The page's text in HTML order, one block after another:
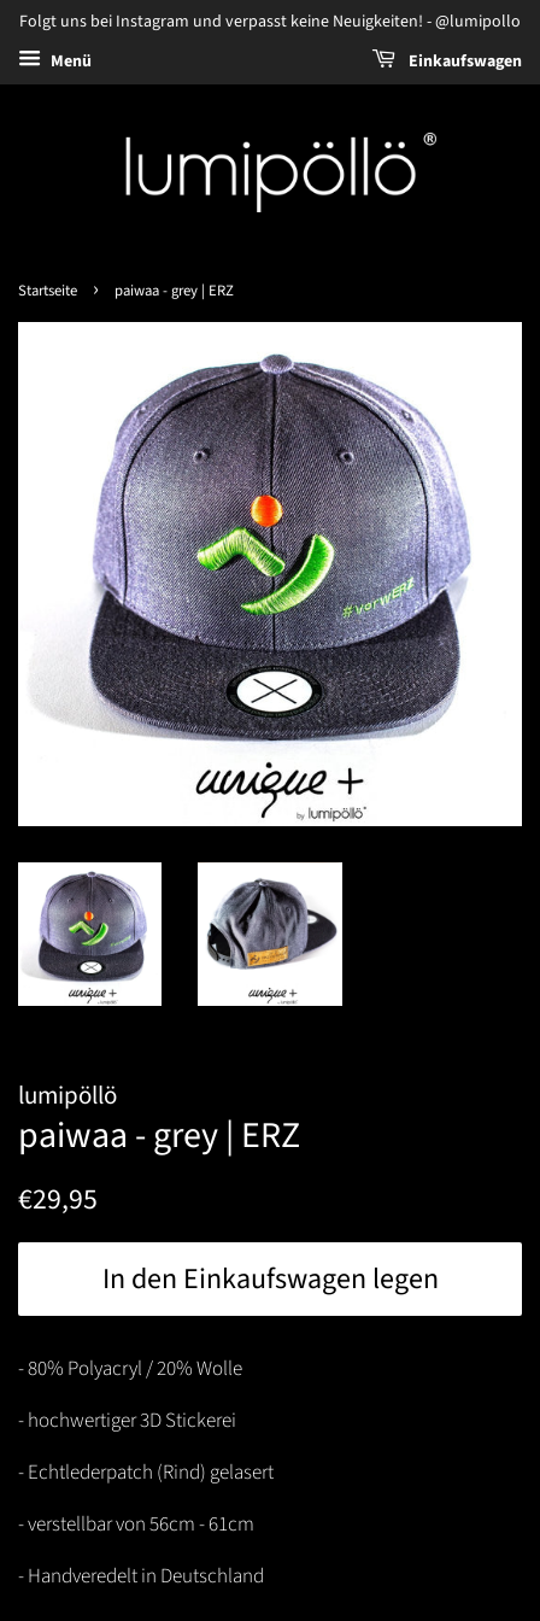
Folgt uns bei Instagram und verpasst keine Neuigkeiten! - @lumipollo
Menü
Einkaufswagen
Startseite › paiwaa - grey | ERZ
lumipöllö
paiwaa - grey | ERZ
Normaler
€29,95
In den Einkaufswagen legen
- 80% Polyacryl / 20% Wolle
- hochwertiger 3D Stickerei
- Echtlederpatch (Rind) gelasert
- verstellbar von 56cm - 61cm
- Handveredelt in Deutschland